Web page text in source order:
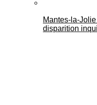
Mantes-la-
disparition